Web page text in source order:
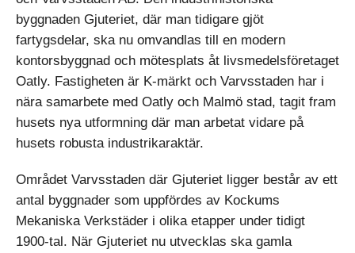
byggnaden Gjuteriet, där man tidigare gjöt
fartygsdelar, ska nu omvandlas till en modern
kontorsbyggnad och mötesplats åt livsmedelsföretaget
Oatly. Fastigheten är K-märkt och Varvsstaden har i
nära samarbete med Oatly och Malmö stad, tagit fram
husets nya utformning där man arbetat vidare på
husets robusta industrikaraktär.
Området Varvsstaden där Gjuteriet ligger består av ett
antal byggnader som uppfördes av Kockums
Mekaniska Verkstäder i olika etapper under tidigt
1900-tal. När Gjuteriet nu utvecklas ska gamla